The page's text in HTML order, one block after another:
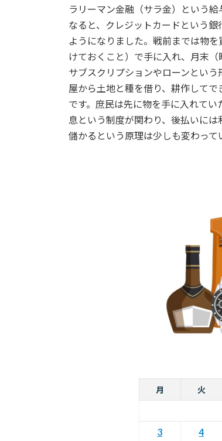
ラリーマン金融（サラ金）という
なると、クレジットカードという
ようになりました。戦前までは物
けておくこと）で手に入れ、月末
サブスクリプションやローンとい
屋から土地と種を借り、耕作して
です。庶民は先に物を手に入れてい
息という制度が関わり、後払いに
儲かるという原理は少しも変わって
月 火
3
4